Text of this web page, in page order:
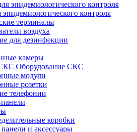
контроля
терминалы
воздуха
для дезинфекции
камеры
Оборудование СКС
модули
розетки
телефонии
коробки
и аксессуары